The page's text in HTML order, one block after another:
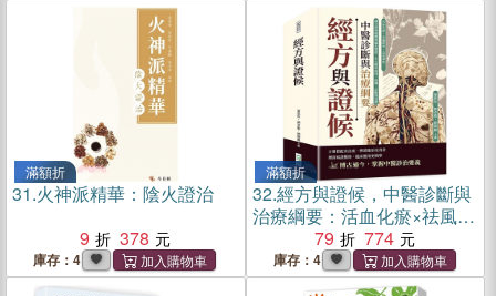
滿額折
31.火神派精華：陰火證治
9
378
庫存：4
滿額折
32.經方與證候，中醫診斷與
治療綱要：活血化瘀×祛風散
寒×益氣養血……融合經典醫
理與臨床實證，多元解析病
因、病機、診斷與治療
79 774
庫存：4